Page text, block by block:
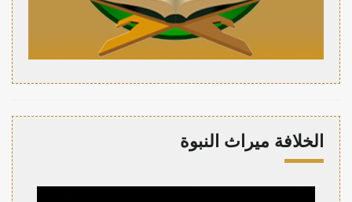
الخلافة ميراث النبوة